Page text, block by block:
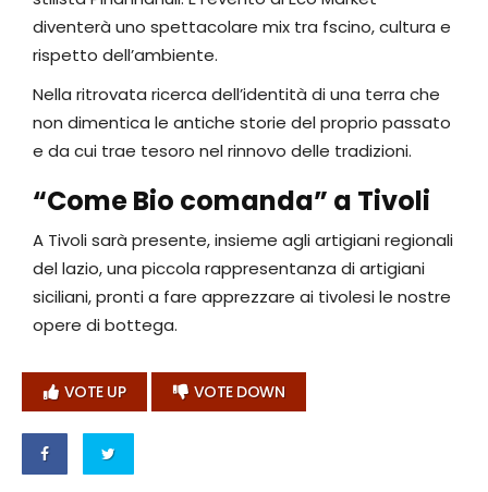
diventerà uno spettacolare mix tra fscino, cultura e
rispetto dell’ambiente.
Nella ritrovata ricerca dell’identità di una terra che
non dimentica le antiche storie del proprio passato
e da cui trae tesoro nel rinnovo delle tradizioni.
“Come Bio comanda” a Tivoli
A Tivoli sarà presente, insieme agli artigiani regionali
del lazio, una piccola rappresentanza di artigiani
siciliani, pronti a fare apprezzare ai tivolesi le nostre
opere di bottega.
VOTE UP VOTE DOWN